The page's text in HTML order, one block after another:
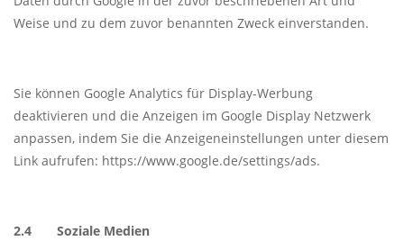
Weise und zu dem zuvor benannten Zweck einverstanden.
Sie können Google Analytics für Display-Werbung
deaktivieren und die Anzeigen im Google Display Netzwerk
anpassen, indem Sie die Anzeigeneinstellungen unter diesem
Link aufrufen: https://www.google.de/settings/ads.
2.4 Soziale Medien